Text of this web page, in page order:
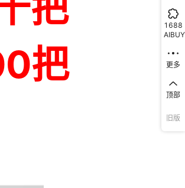
1688
AIBUY
更多
顶部
旧版